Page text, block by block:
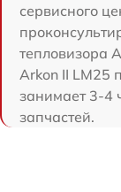
сервисного
тепловизора
Arkon II LM25
занимает 3-4
запчастей.